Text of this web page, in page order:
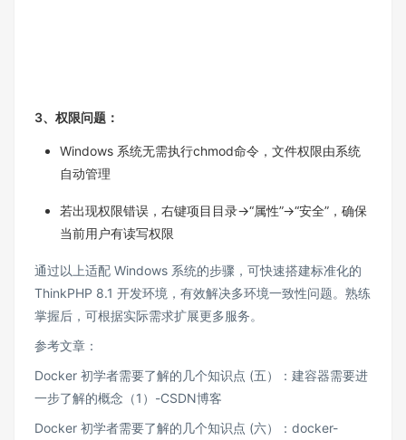
3、权限问题：​
Windows 系统无需执行chmod命令，文件权限由系统
自动管理​
若出现权限错误，右键项目目录→“属性”→“安全”，确保
当前用户有读写权限​
通过以上适配 Windows 系统的步骤，可快速搭建标准化的
ThinkPHP 8.1 开发环境，有效解决多环境一致性问题。熟练
掌握后，可根据实际需求扩展更多服务。​
参考文章：
Docker 初学者需要了解的几个知识点 (五）：建容器需要进
一步了解的概念（1）-CSDN博客
Docker 初学者需要了解的几个知识点 (六）：docker-